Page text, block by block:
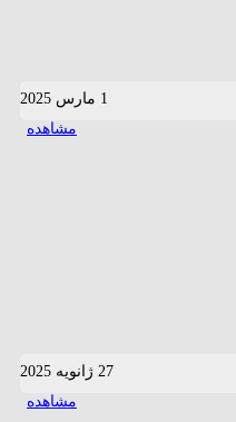
1 مارس 2025
مشاهده
27 ژانویه 2025
مشاهده